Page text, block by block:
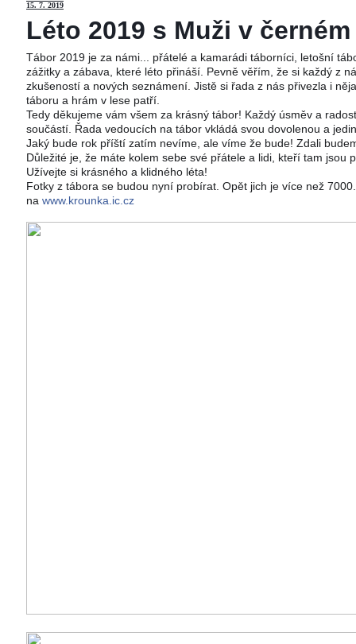
15. 7. 2019
Léto 2019 s Muži v
Tábor 2019 je za námi... přátelé a kamarádi táborníci, letošní
zážitky a zábava, které léto přináší. Pevně věřím, že si každý z
zkušeností a nových seznámení. Jistě si řada z nás přivezla i
táboru a hrám v lese patří.
Tedy děkujeme vám všem za krásný tábor! Každý úsměv a
součástí. Řada vedoucích na tábor vkládá svou dovolenou a
Jaký bude rok příští zatím nevíme, ale víme že bude! Zdali
Důležité je, že máte kolem sebe své přátele a lidi, kteří tam jsou
Užívejte si krásného a klidného léta!
Fotky z tábora se budou nyní probírat. Opět jich je více než
na www.krounka.ic.cz